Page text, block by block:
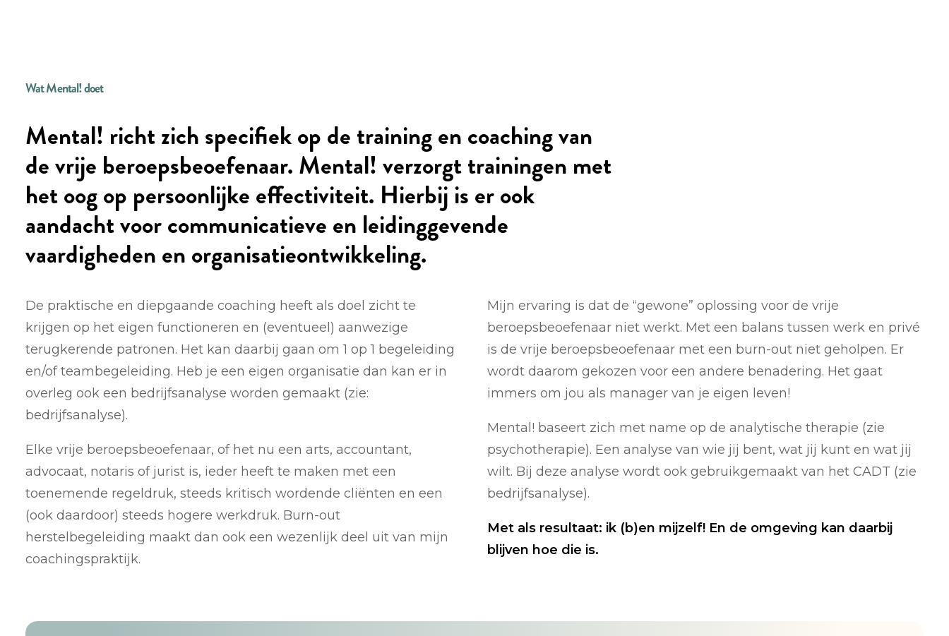
Wat Mental! doet
Mental! richt zich specifiek op de training en coaching van
de vrije beroepsbeoefenaar. Mental! verzorgt trainingen met
het oog op persoonlijke effectiviteit. Hierbij is er ook
aandacht voor communicatieve en leidinggevende
vaardigheden en organisatieontwikkeling.
De praktische en diepgaande coaching heeft als doel zicht te
krijgen op het eigen functioneren en (eventueel) aanwezige
terugkerende patronen. Het kan daarbij gaan om 1 op 1 begeleiding
en/of teambegeleiding. Heb je een eigen organisatie dan kan er in
overleg ook een bedrijfsanalyse worden gemaakt (zie:
bedrijfsanalyse).
Elke vrije beroepsbeoefenaar, of het nu een arts, accountant,
advocaat, notaris of jurist is, ieder heeft te maken met een
toenemende regeldruk, steeds kritisch wordende cliënten en een
(ook daardoor) steeds hogere werkdruk. Burn-out
herstelbegeleiding maakt dan ook een wezenlijk deel uit van mijn
coachingspraktijk.
Mijn ervaring is dat de “gewone” oplossing voor de vrije
beroepsbeoefenaar niet werkt. Met een balans tussen werk en privé
is de vrije beroepsbeoefenaar met een burn-out niet geholpen. Er
wordt daarom gekozen voor een andere benadering. Het gaat
immers om jou als manager van je eigen leven!
Mental! baseert zich met name op de analytische therapie (zie
psychotherapie). Een analyse van wie jij bent, wat jij kunt en wat jij
wilt. Bij deze analyse wordt ook gebruikgemaakt van het CADT (zie
bedrijfsanalyse).
Met als resultaat: ik (b)en mijzelf! En de omgeving kan daarbij
blijven hoe die is.